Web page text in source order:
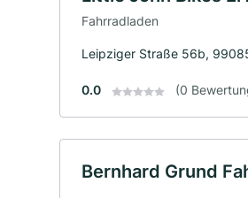
Fahrradladen
Leipziger Straße 56b,
0.0 (0
Bernhard Grund